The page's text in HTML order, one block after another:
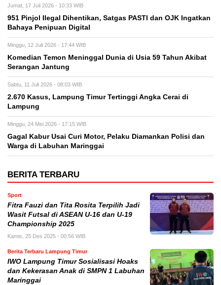
Jumat, 17 Juli 2026 - 10:33 WIB
951 Pinjol Ilegal Dihentikan, Satgas PASTI dan OJK Ingatkan
Bahaya Penipuan Digital
Minggu, 12 Juli 2026 - 17:44 WIB
Komedian Temon Meninggal Dunia di Usia 59 Tahun Akibat
Serangan Jantung
Sabtu, 11 Juli 2026 - 08:03 WIB
2.670 Kasus, Lampung Timur Tertinggi Angka Cerai di
Lampung
Minggu, 24 Mei 2026 - 17:15 WIB
Gagal Kabur Usai Curi Motor, Pelaku Diamankan Polisi dan
Warga di Labuhan Maringgai
BERITA TERBARU
Sport
Fitra Fauzi dan Tita Rosita Terpilih Jadi
Wasit Futsal di ASEAN U-16 dan U-19
Championship 2025
Kamis, 25 Des 2025 - 00:56 WIB
Berita Terbaru Lampung Timur
IWO Lampung Timur Sosialisasi Hoaks
dan Kekerasan Anak di SMPN 1 Labuhan
Maringgai